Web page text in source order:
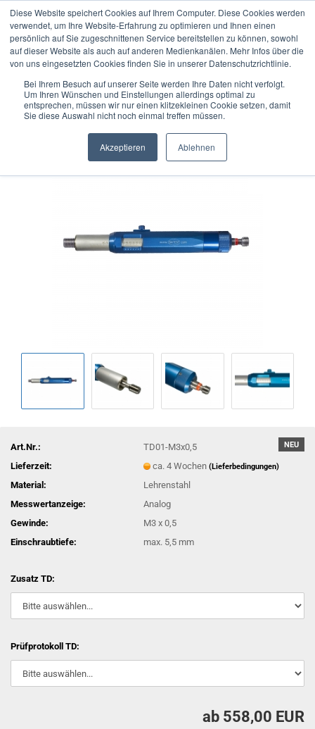
Diese Website speichert Cookies auf Ihrem Computer. Diese Cookies werden
verwendet, um Ihre Website-Erfahrung zu optimieren und Ihnen einen
persönlich auf Sie zugeschnittenen Service bereitstellen zu können, sowohl
auf dieser Website als auch auf anderen Medienkanälen. Mehr Infos über die
von uns eingesetzten Cookies finden Sie in unserer Datenschutzrichtlinie.
Bei Ihrem Besuch auf unserer Seite werden Ihre Daten nicht verfolgt.
Um Ihren Wünschen und Einstellungen allerdings optimal zu
entsprechen, müssen wir nur einen klitzekleinen Cookie setzen, damit
Sie diese Auswahl nicht noch einmal treffen müssen.
Akzeptieren Ablehnen
« zurück weiter »
Letzter »
DIATEST Analoges Tiefenmessgerät TD-Gauge+ für M3 x
0,5
NEU
Art.Nr.:
TD01-M3x0,5
Lieferzeit:
ca. 4 Wochen(Lieferbedingungen)
Material:
Lehrenstahl
Messwertanzeige:
Analog
Gewinde:
M3 x 0,5
Einschraubtiefe:
max. 5,5 mm
Zusatz TD:
Prüfprotokoll TD:
ab 558,00 EUR